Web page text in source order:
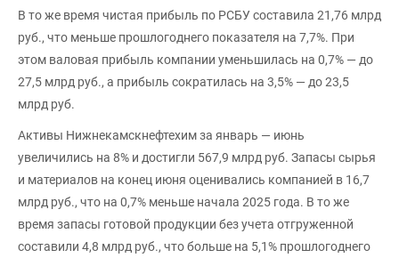
В то же время чистая прибыль по РСБУ составила 21,76 млрд
руб., что меньше прошлогоднего показателя на 7,7%. При
этом валовая прибыль компании уменьшилась на 0,7% — до
27,5 млрд руб., а прибыль сократилась на 3,5% — до 23,5
млрд руб.
Активы Нижнекамскнефтехим за январь — июнь
увеличились на 8% и достигли 567,9 млрд руб. Запасы сырья
и материалов на конец июня оценивались компанией в 16,7
млрд руб., что на 0,7% меньше начала 2025 года. В то же
время запасы готовой продукции без учета отгруженной
составили 4,8 млрд руб., что больше на 5,1% прошлогоднего